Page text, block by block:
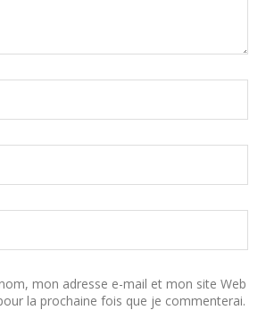
mon adresse e-mail et mon site Web
la prochaine fois que je commenterai.